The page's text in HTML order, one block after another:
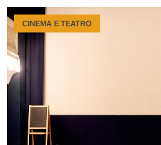
CINEMA E TEATRO